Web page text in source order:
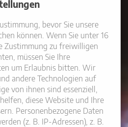
bevor Sie unsere
können. Wenn Sie unter 16
Zustimmung zu freiwilligen
müssen Sie Ihre
um Erlaubnis bitten. Wir
andere Technologien auf
von ihnen sind essenziell,
diese Website und Ihre
Personenbezogene Daten
(z. B. IP-Adressen), z. B.